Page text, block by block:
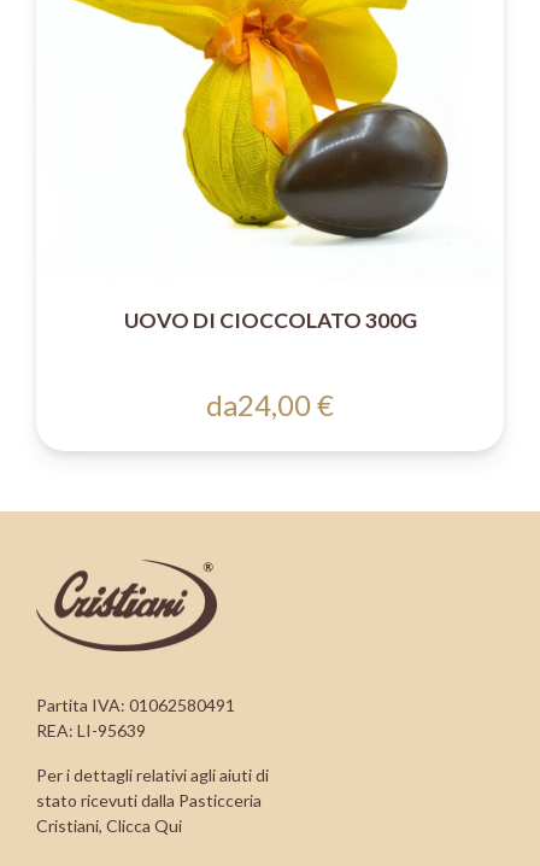
UOVO DI CIOCCOLATO 300G
da24,00 €
Partita IVA: 01062580491
REA: LI-95639
Per i dettagli relativi agli aiuti di
stato ricevuti dalla Pasticceria
Cristiani, Clicca Qui